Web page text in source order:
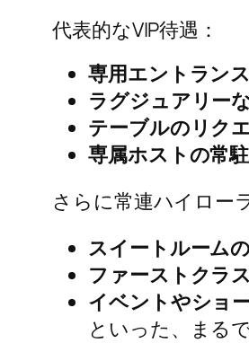
代表的なVIP待遇：
専用エントラン
ラグジュアリー
テーブルのリク
専属ホストの常駐
さらに常連ハイロー
スイートルーム
ファーストクラ
イベントやショ
といった、まる